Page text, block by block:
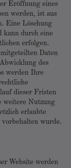
Eröffnung eines
werden, ist aus
Eine Löschung
kann durch eine
erfolgen.
Daten
des
werden Ihre
dieser Fristen
weitere Nutzung
erlaubte
wurde.
Website werden